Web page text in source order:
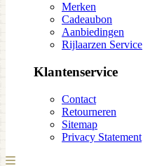
Merken
Cadeaubon
Aanbiedingen
Rijlaarzen Service
Klantenservice
Contact
Retourneren
Sitemap
Privacy Statement